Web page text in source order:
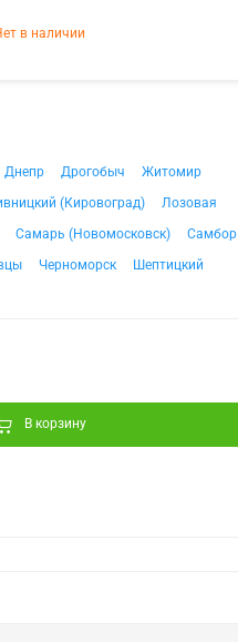
в наличии
Днепр Дрогобыч
Житомир
(Кировоград)
Лозовая
Самарь (Новомосковск)
Самбор
Черноморск Шептицкий
В корзину